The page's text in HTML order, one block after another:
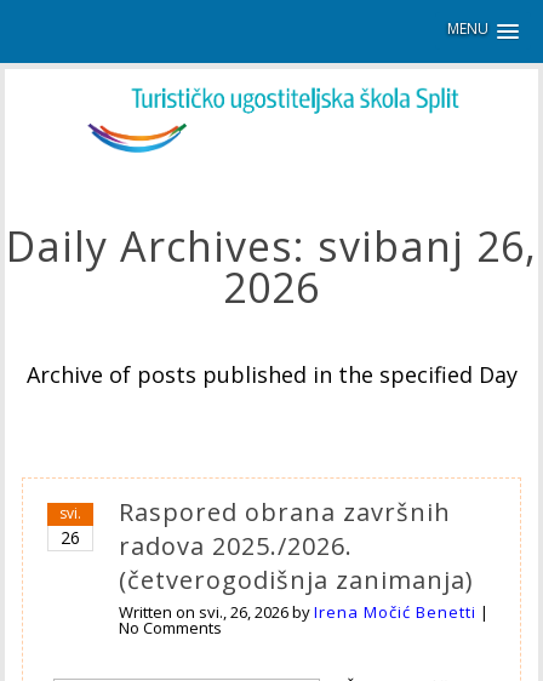
MENU
Daily Archives: svibanj 26,
2026
Archive of posts published in the specified Day
svi.
26
Raspored obrana završnih
radova 2025./2026.
(četverogodišnja zanimanja)
Written on svi., 26, 2026byIrena Močić Benetti |
No Comments